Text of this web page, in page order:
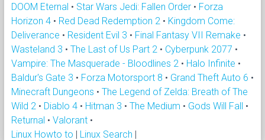
DOOM Eternal • Star Wars Jedi: Fallen Order • Forza
Horizon 4 • Red Dead Redemption 2 • Kingdom Come:
Deliverance • Resident Evil 3 • Final Fantasy VII Remake •
Wasteland 3 • The Last of Us Part 2 • Cyberpunk 2077 •
Vampire: The Masquerade - Bloodlines 2 • Halo Infinite •
Baldur's Gate 3 • Forza Motorsport 8 • Grand Theft Auto 6 •
Minecraft Dungeons • The Legend of Zelda: Breath of The
Wild 2 • Diablo 4 • Hitman 3 • The Medium • Gods Will Fall •
Returnal • Valorant •
Linux Howto to | Linux Search |